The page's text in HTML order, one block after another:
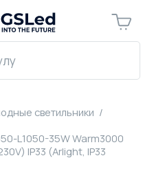
светильники
L1050-35W Warm3000
IP33 (Arlight, IP33